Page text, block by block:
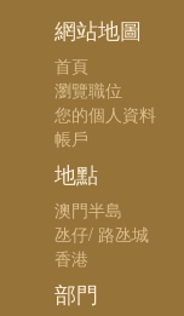
網站地圖
首頁
瀏覽職位
您的個人資料
帳戶
地點
澳門半島
氹仔/ 路氹城
香港
部門